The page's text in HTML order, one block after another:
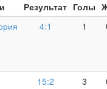
Результат Голы
4:1 1
15:2 3